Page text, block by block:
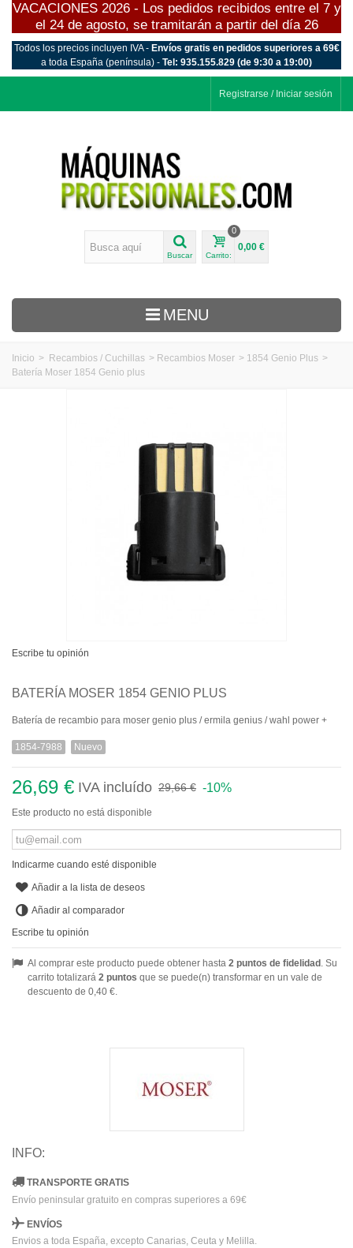
VACACIONES 2026 - Los pedidos recibidos entre el 7 y
el 24 de agosto, se tramitarán a partir del día 26
Todos los precios incluyen IVA - Envíos gratis en pedidos superiores a 69€
a toda España (península) - Tel: 935.155.829 (de 9:30 a 19:00)
Registrarse / Iniciar sesión
Buscar Carrito:
0
0,00 €
MENU
Inicio > Recambios / Cuchillas > Recambios Moser > 1854 Genio Plus >
Batería Moser 1854 Genio plus
Escribe tu opinión
BATERÍA MOSER 1854 GENIO PLUS
Batería de recambio para moser genio plus / ermila genius / wahl power +
1854-7988 Nuevo
26,69 € IVA incluído 29,66 € -10%
Este producto no está disponible
Indicarme cuando esté disponible
Añadir a la lista de deseos
Añadir al comparador
Escribe tu opinión
Al comprar este producto puede obtener hasta 2 puntos de fidelidad . Su
carrito totalizará 2 puntos que se puede(n) transformar en un vale de
descuento de 0,40 €.
INFO:
TRANSPORTE GRATIS
Envío peninsular gratuito en compras superiores a 69€
ENVÍOS
Envios a toda España, excepto Canarias, Ceuta y Melilla.